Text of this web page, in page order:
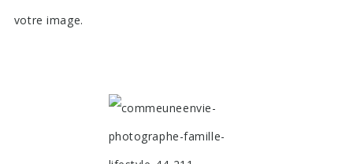
votre image.